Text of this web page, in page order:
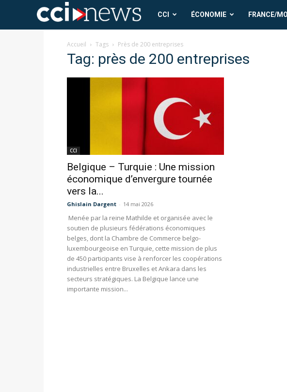
CCI
News
CCI ÉCONOMIE FRANCE/
Accueil Tags Près de 200 entreprises
Tag: près de 200 entreprises
CCI
Belgique – Turquie : Une mission
économique d’envergure tournée
vers la...
Ghislain Dargent - 14 mai 2026
Menée par la reine Mathilde et organisée avec le
soutien de plusieurs fédérations économiques
belges, dont la Chambre de Commerce belgo-
luxembourgeoise en Turquie, cette mission de plus
de 450 participants vise à renforcer les coopérations
industrielles entre Bruxelles et Ankara dans les
secteurs stratégiques. La Belgique lance une
importante mission...